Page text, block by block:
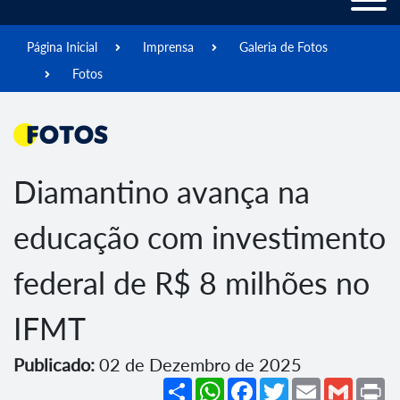
Página Inicial Imprensa
Galeria de Fotos
Fotos
Fotos
Diamantino avança na
educação com investimento
federal de R$ 8 milhões no
IFMT
Publicado: 02 de Dezembro de 2025
ShareWhatsApp
Facebook
TwitterEmailGmail